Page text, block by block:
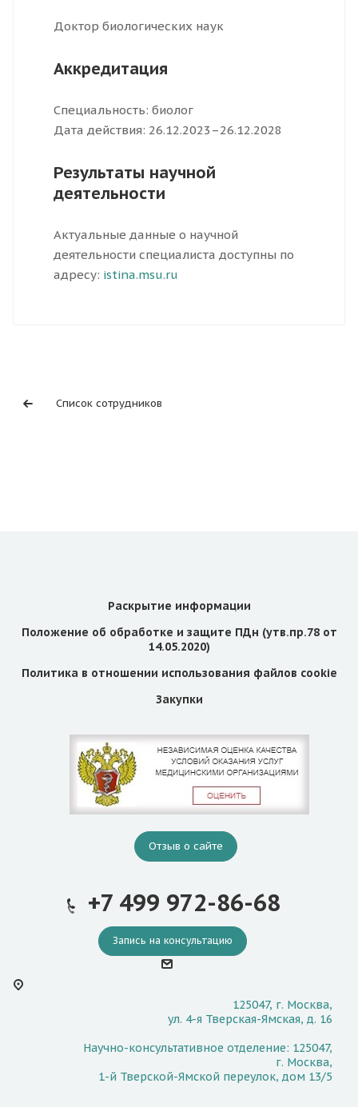
Доктор биологических наук
Аккредитация
Специальность: биолог
Дата действия: 26.12.2023–26.12.2028
Результаты научной
деятельности
Актуальные данные о научной
деятельности специалиста доступны по
адресу: istina.msu.ru
Список сотрудников
Раскрытие информации
Положение об обработке и защите ПДн (утв.пр.78 от
14.05.2020)
Политика в отношении использования файлов cookie
Закупки
Отзыв о сайте
+7 499 972-86-68
Запись на консультацию
125047, г. Москва,
ул. 4-я Тверская-Ямская, д. 16
Научно-консультативное отделение: 125047,
г. Москва,
1-й Тверской-Ямской переулок, дом 13/5